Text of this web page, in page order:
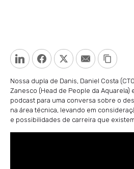
LinkedInFacebookTwitterEmail Copy
Nossa dupla de Danis, Daniel Costa
Zanesco (Head de People da Aquarela)
podcast para uma conversa sobre o
na área técnica, levando em
e possibilidades de carreira que